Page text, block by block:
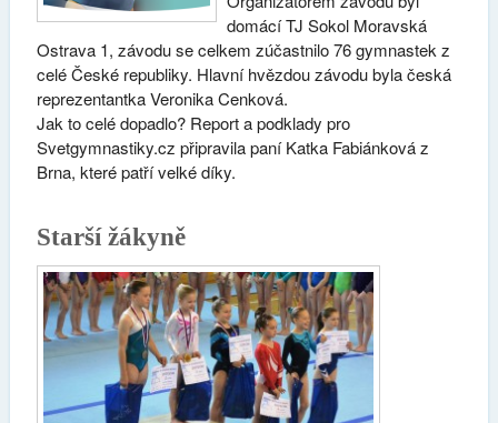
domácí TJ Sokol Moravská
Ostrava 1, závodu se celkem zúčastnilo 76 gymnastek z
celé České republiky. Hlavní hvězdou závodu byla česká
reprezentantka Veronika Cenková.
Jak to celé dopadlo? Report a podklady pro
Svetgymnastiky.cz připravila paní Katka Fabiánková z
Brna, které patří velké díky.
Starší žákyně